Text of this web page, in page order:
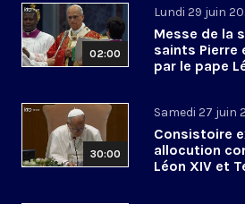
02:00
Lundi 29 juin
Messe de la
saints Pierre
par le pape
30:00
Samedi 27 juin
Consistoire
allocution
Léon XIV et